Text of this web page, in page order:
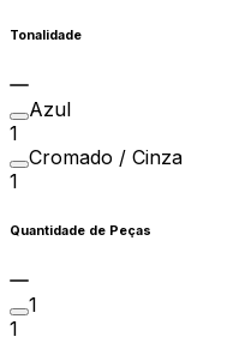
Tonalidade
Azul
1
Cromado / Cinza
1
Quantidade de Peças
1
1